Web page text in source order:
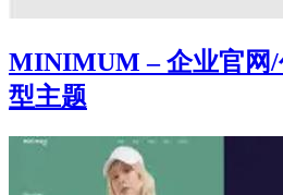
MINIMUM – 企业官网
型主题